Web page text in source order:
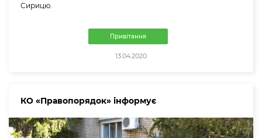
Сирицю.
Привітання
13.04.2020
КО «Правопорядок» інформує